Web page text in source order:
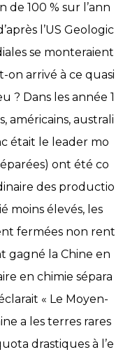
100 % sur l’ann
l’US Geologic
se monteraient
on arrivé à ce quasi
? Dans les année 1
américains, australi
était le leader mo
ont été co
des productio
moins élevés, les
fermées non rent
gagné la Chine en
en chimie sépara
« Le Moyen-
a les terres rares
drastiques à l’e